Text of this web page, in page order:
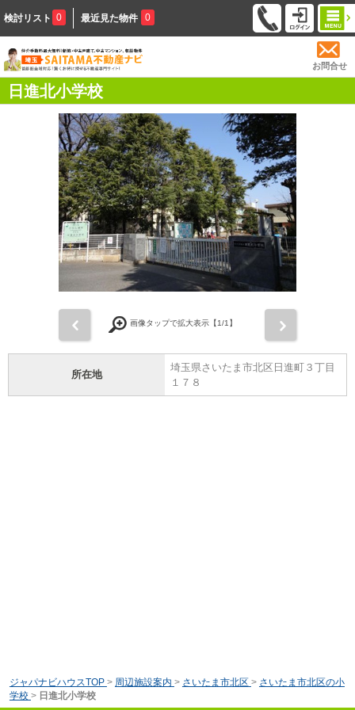
検討リスト 0 最近見た物件 0
お問合せ
日進北小学校
画像タップで拡大表示【1/1】
所在地
埼玉県さいたま市北区日進町３丁目
１７８
ジャパナビハウスTOP > 周辺施設案内 > さいたま市北区 > さいたま市北区の小
学校 > 日進北小学校